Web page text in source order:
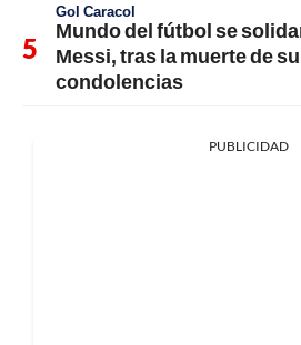
Gol Caracol
Mundo del fútbol se
Messi, tras la muerte de
condolencias
PUBLICIDAD